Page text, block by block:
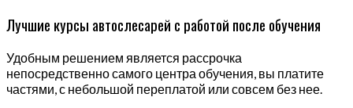
Лучшие курсы автослесарей с работой после обучения
Удобным решением является рассрочка
непосредственно самого центра обучения, вы платите
частями, с небольшой переплатой или совсем без нее.